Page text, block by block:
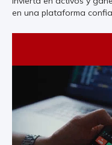
en una plataforma